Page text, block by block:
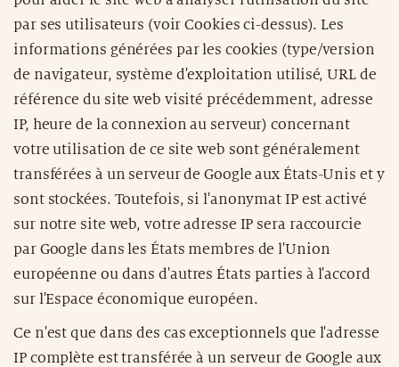
par ses utilisateurs (voir Cookies ci-dessus). Les
informations générées par les cookies (type/version
de navigateur, système d'exploitation utilisé, URL de
référence du site web visité précédemment, adresse
IP, heure de la connexion au serveur) concernant
votre utilisation de ce site web sont généralement
transférées à un serveur de Google aux États-Unis et y
sont stockées. Toutefois, si l'anonymat IP est activé
sur notre site web, votre adresse IP sera raccourcie
par Google dans les États membres de l'Union
européenne ou dans d'autres États parties à l'accord
sur l'Espace économique européen.
Ce n'est que dans des cas exceptionnels que l'adresse
IP complète est transférée à un serveur de Google aux